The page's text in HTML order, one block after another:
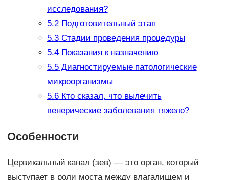
исследования?
5.2Подготовительный этап
5.3Стадии проведения процедуры
5.4Показания к назначению
5.5Диагностируемые патологические
микроорганизмы
5.6Кто сказал, что вылечить
венерические заболевания тяжело?
Особенности
Цервикальный канал (зев) — это орган, который
выступает в роли моста между влагалищем и